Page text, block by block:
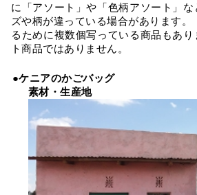
に「アソート」や「色柄アソート」
ズや柄が違っている場合があります
るために複数個写っている商品もあ
ト商品ではありません。
●ケニアのかごバッグ
素材・生産地